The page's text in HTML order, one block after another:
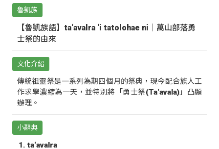
魯凱族
【魯凱族語】ta‘avalra ‘i tatolohae ni｜萬山部落勇
士祭的由來
文化介紹
傳統祖靈祭是一系列為期四個月的祭典，現今配合族人工
作求學濃縮為一天，並特別將「勇士祭(Ta‘avala)」凸顯
辦理。
小辭典
ta‘avalra